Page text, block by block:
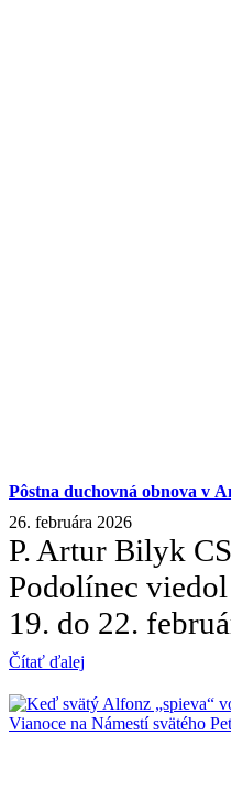
Pôstna duchovná obnova v
26. februára 2026
P. Artur Bilyk
Podolínec
19. do 22.
Čítať ďalej